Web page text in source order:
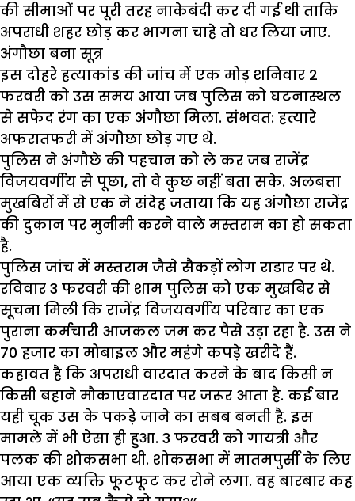
की सीमाओं पर पूरी तरह नाकेबंदी कर दी गई थी ताकि
अपराधी शहर छोड़ कर भागना चाहे तो धर लिया जाए.
अंगौछा बना सूत्र
इस दोहरे हत्याकांड की जांच में एक मोड़ शनिवार 2
फरवरी को उस समय आया जब पुलिस को घटनास्थल
से सफेद रंग का एक अंगौछा मिला. संभवत: हत्यारे
अफरातफरी में अंगौछा छोड़ गए थे.
पुलिस ने अंगौछे की पहचान को ले कर जब राजेंद्र
विजयवर्गीय से पूछा, तो वे कुछ नहीं बता सके. अलबत्ता
मुखबिरों में से एक ने संदेह जताया कि यह अंगौछा राजेंद्र
की दुकान पर मुनीमी करने वाले मस्तराम का हो सकता
है.
पुलिस जांच में मस्तराम जैसे सैकड़ों लोग राडार पर थे.
रविवार 3 फरवरी की शाम पुलिस को एक मुखबिर से
सूचना मिली कि राजेंद्र विजयवर्गीय परिवार का एक
पुराना कर्मचारी आजकल जम कर पैसे उड़ा रहा है. उस ने
70 हजार का मोबाइल और महंगे कपड़े खरीदे हैं.
कहावत है कि अपराधी वारदात करने के बाद किसी न
किसी बहाने मौकाएवारदात पर जरूर आता है. कई बार
यही चूक उस के पकड़े जाने का सबब बनती है. इस
मामले में भी ऐसा ही हुआ. 3 फरवरी को गायत्री और
पलक की शोकसभा थी. शोकसभा में मातमपुर्सी के लिए
आया एक व्यक्ति फूटफूट कर रोने लगा. वह बारबार कह